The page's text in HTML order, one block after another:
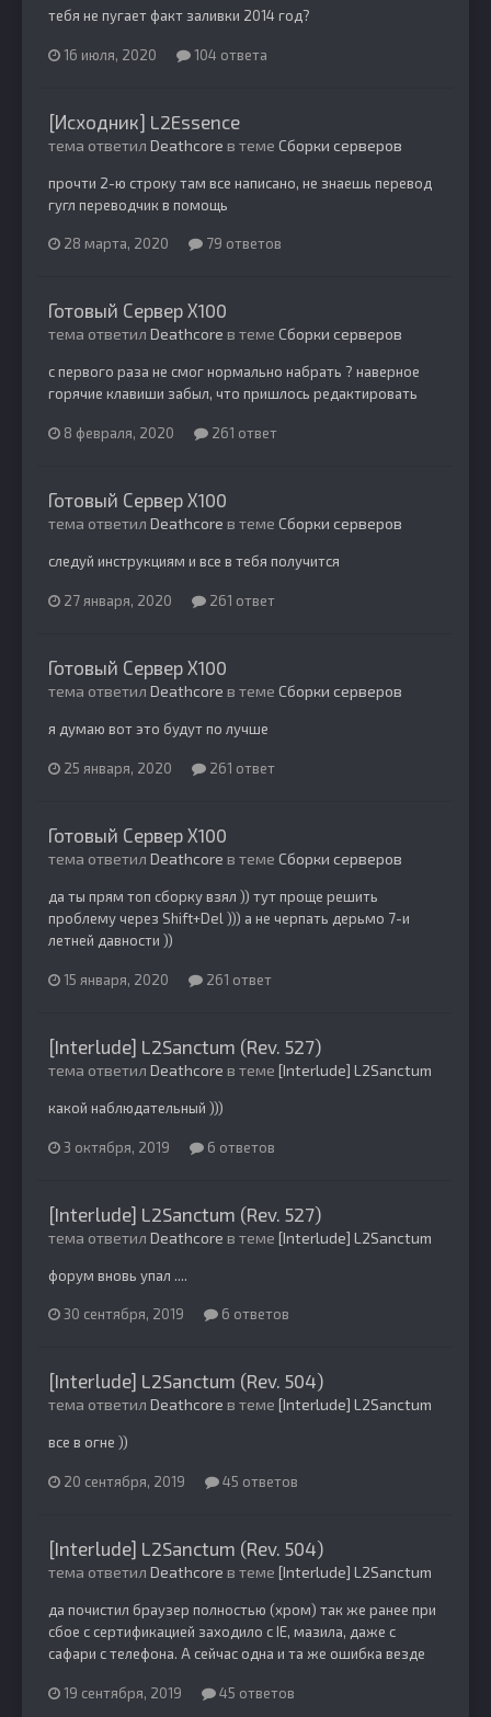
тебя не пугает факт заливки 2014 год?
16 июля, 2020 104 ответа
[Исходник] L2Essence
тема ответил Deathcore в теме Сборки серверов
прочти 2-ю строку там все написано, не знаешь перевод
гугл переводчик в помощь
28 марта, 2020 79 ответов
Готовый Сервер Х100
тема ответил Deathcore в теме Сборки серверов
с первого раза не смог нормально набрать ? наверное
горячие клавиши забыл, что пришлось редактировать
8 февраля, 2020 261 ответ
Готовый Сервер Х100
тема ответил Deathcore в теме Сборки серверов
следуй инструкциям и все в тебя получится
27 января, 2020 261 ответ
Готовый Сервер Х100
тема ответил Deathcore в теме Сборки серверов
я думаю вот это будут по лучше
25 января, 2020 261 ответ
Готовый Сервер Х100
тема ответил Deathcore в теме Сборки серверов
да ты прям топ сборку взял )) тут проще решить
проблему через Shift+Del ))) а не черпать дерьмо 7-и
летней давности ))
15 января, 2020 261 ответ
[Interlude] L2Sanctum (Rev. 527)
тема ответил Deathcore в теме [Interlude] L2Sanctum
какой наблюдательный )))
3 октября, 2019 6 ответов
[Interlude] L2Sanctum (Rev. 527)
тема ответил Deathcore в теме [Interlude] L2Sanctum
форум вновь упал ....
30 сентября, 2019 6 ответов
[Interlude] L2Sanctum (Rev. 504)
тема ответил Deathcore в теме [Interlude] L2Sanctum
все в огне ))
20 сентября, 2019 45 ответов
[Interlude] L2Sanctum (Rev. 504)
тема ответил Deathcore в теме [Interlude] L2Sanctum
да почистил браузер полностью (хром) так же ранее при
сбое с сертификацией заходило с IE, мазила, даже с
сафари с телефона. А сейчас одна и та же ошибка везде
19 сентября, 2019 45 ответов